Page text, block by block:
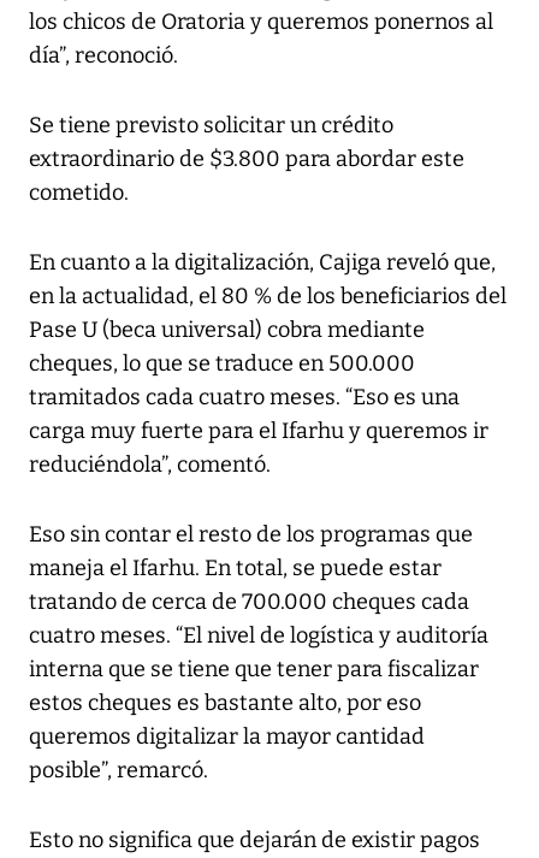
los chicos de Oratoria y queremos ponernos al
día”, reconoció.
Se tiene previsto solicitar un crédito
extraordinario de $3.800 para abordar este
cometido.
En cuanto a la digitalización, Cajiga reveló que,
en la actualidad, el 80 % de los beneficiarios del
Pase U (beca universal) cobra mediante
cheques, lo que se traduce en 500.000
tramitados cada cuatro meses. “Eso es una
carga muy fuerte para el Ifarhu y queremos ir
reduciéndola”, comentó.
Eso sin contar el resto de los programas que
maneja el Ifarhu. En total, se puede estar
tratando de cerca de 700.000 cheques cada
cuatro meses. “El nivel de logística y auditoría
interna que se tiene que tener para fiscalizar
estos cheques es bastante alto, por eso
queremos digitalizar la mayor cantidad
posible”, remarcó.
Esto no significa que dejarán de existir pagos